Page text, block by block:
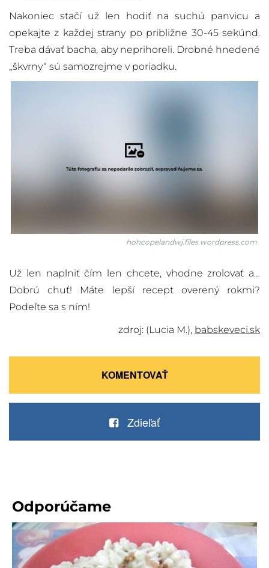
Nakoniec stačí už len hodiť na suchú panvicu a
opekajte z každej strany po približne 30-45 sekúnd.
Treba dávať bacha, aby neprihoreli. Drobné hnedené
„škvrny“ sú samozrejme v poriadku.
hohcopelandwj.files.wordpress.com
Už len naplniť čím len chcete, vhodne zrolovať a…
Dobrú chuť! Máte lepší recept overený rokmi?
Podeľte sa s ním!
zdroj: (Lucia M.), babskeveci.sk
KOMENTOVAŤ
Zdieľať
Odporúčame